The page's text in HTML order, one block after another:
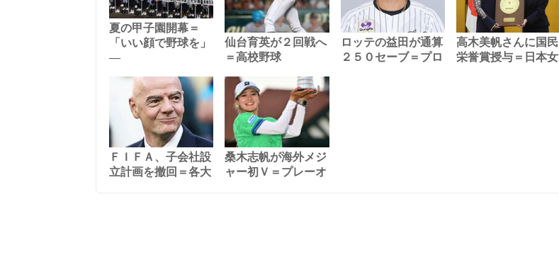
夏の甲子園開幕＝
「いい顔で野球を」
―
仙台育英が２回戦へ
＝高校野球
ロッテの益田が通算
２５０セーブ＝プロ
高木美帆さんに国民
栄誉賞授与＝日本女
ＦＩＦＡ、子会社設
立計画を撤回＝各大
桑木志帆が海外メジ
ャー初Ｖ＝プレーオ